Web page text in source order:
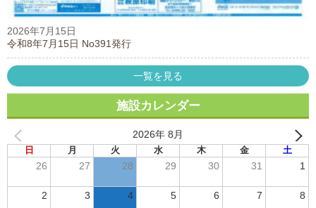
2026年7月15日
令和8年7月15日 No391発行
一覧を見る
施設カレンダー
2026年 8月
日 月 火 水 木 金 土
26 27 28 29 30 31 1
2 3 4 5 6 7 8